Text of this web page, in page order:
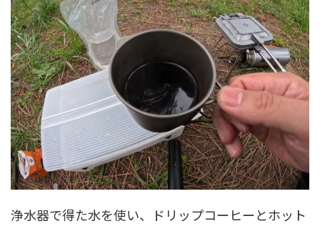
浄水器で得た水を使い、ドリップコーヒーとホット